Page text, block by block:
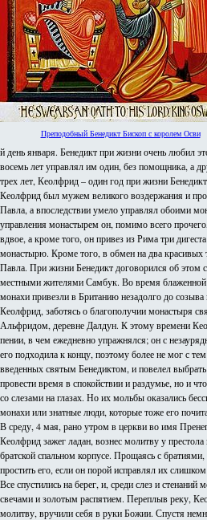
Преподобный Бенедикт Бископ с королем Осви
й день января. Бенедикт при жизни очень любил
восемь лет управлял им один, без помощника, а
трех лет, Кеолфрид – один год при жизни
Кеолфрид был мужем великого воздержания и
Павла, а впоследствии умело управлял обоими
управления монастырем он, помимо всего
вдвое, а кроме того, он привез из Рима три
монастырю. Кроме того, в обмен на два
Павла. При жизни Бенедикт договорился об этом
местными жителями Самбук. Во время блаженной
монахи привезли в Британию незадолго до
Кеолфрид, заботясь о благополучии монастыря
Альфридом, деревне Далдун. К этому времени
пении, в чем ежедневно упражнялся; он с
его подходила к концу, поэтому более не мог с
введенных святым Бенедиктом, и повелел
провести время в спокойствии и раздумье, но и
со слезами на глазах. Но их мольбы оказались
монахи или знатные люди, которые тоже его
В среду, 4 мая, рано утром в церкви во имя
Кеолфрид зажег ладан, вознес молитву у
братской спальном корпусе. Прощаясь с
простить его, если он порой исправлял их
Все спустились на берег, и, среди слез и
свечами и золотым распятием. Переплыв реку,
молитву, вручили себя в руки Божии. Спустя